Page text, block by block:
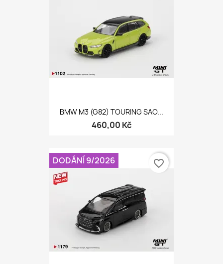
BMW M3 (G82) TOURING SAO...
460,00 Kč
DODÁNÍ 9/2026 favorite_border